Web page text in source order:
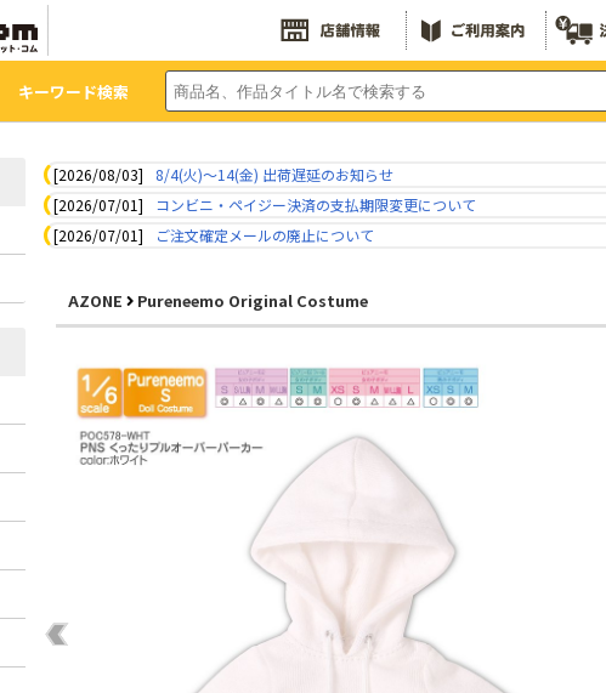
キーワード検索
[2026/08/03]
8/4(火)～14(金) 出荷遅延のお知らせ
[2026/07/01]
コンビニ・ペイジー決済の支払期限変更について
[2026/07/01]
ご注文確定メールの廃止について
AZONE Pureneemo Original Costume